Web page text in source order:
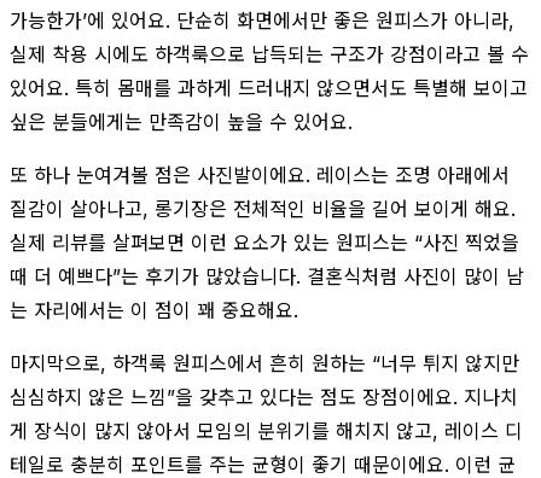
가능한가’에 있어요. 단순히 화면에서만 좋은 원피스가 아니라,
실제 착용 시에도 하객룩으로 납득되는 구조가 강점이라고 볼 수
있어요. 특히 몸매를 과하게 드러내지 않으면서도 특별해 보이고
싶은 분들에게는 만족감이 높을 수 있어요.
또 하나 눈여겨볼 점은 사진발이에요. 레이스는 조명 아래에서
질감이 살아나고, 롱기장은 전체적인 비율을 길어 보이게 해요.
실제 리뷰를 살펴보면 이런 요소가 있는 원피스는 “사진 찍었을
때 더 예쁘다”는 후기가 많았습니다. 결혼식처럼 사진이 많이 남
는 자리에서는 이 점이 꽤 중요해요.
마지막으로, 하객룩 원피스에서 흔히 원하는 “너무 튀지 않지만
심심하지 않은 느낌”을 갖추고 있다는 점도 장점이에요. 지나치
게 장식이 많지 않아서 모임의 분위기를 해치지 않고, 레이스 디
테일로 충분히 포인트를 주는 균형이 좋기 때문이에요. 이런 균